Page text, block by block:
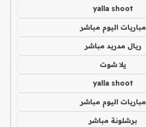
yalla shoot
مباريات اليوم مباشر
ريال مدريد مباشر
يلا شوت
yalla shoot
مباريات اليوم مباشر
برشلونة مباشر